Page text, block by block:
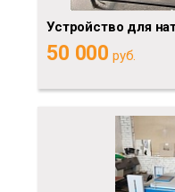
Устройство для
50 000 руб.